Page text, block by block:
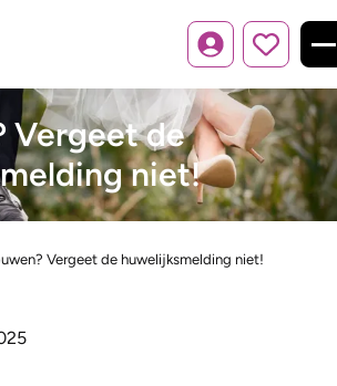
Inloggen
Vergeet de
niet!
Vergeet de huwelijksmelding niet!